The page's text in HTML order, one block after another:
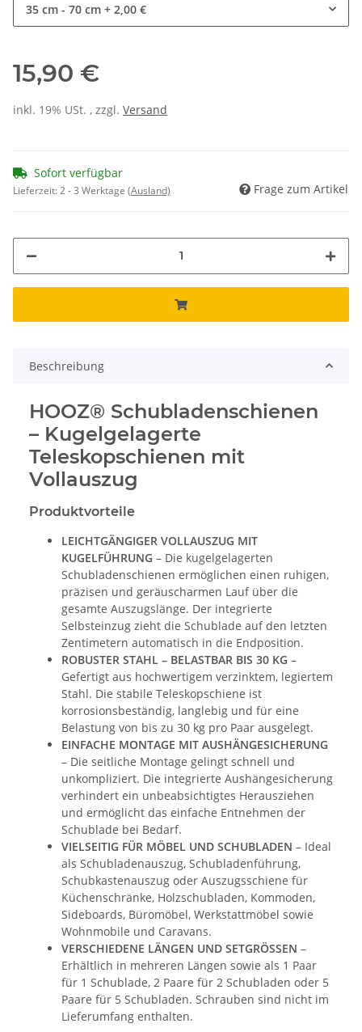
35 cm - 70 cm + 2,00 €
15,90 €
inkl. 19% USt. , zzgl. Versand
Sofort verfügbar
Lieferzeit:2 - 3 Werktage (Ausland) Frage zum Artikel
Beschreibung
HOOZ® Schubladenschienen
– Kugelgelagerte
Teleskopschienen mit
Vollauszug
Produktvorteile
LEICHTGÄNGIGER VOLLAUSZUG MIT
KUGELFÜHRUNG – Die kugelgelagerten
Schubladenschienen ermöglichen einen ruhigen,
präzisen und geräuscharmen Lauf über die
gesamte Auszugslänge. Der integrierte
Selbsteinzug zieht die Schublade auf den letzten
Zentimetern automatisch in die Endposition.
ROBUSTER STAHL – BELASTBAR BIS 30 KG –
Gefertigt aus hochwertigem verzinktem, legiertem
Stahl. Die stabile Teleskopschiene ist
korrosionsbeständig, langlebig und für eine
Belastung von bis zu 30 kg pro Paar ausgelegt.
EINFACHE MONTAGE MIT AUSHÄNGESICHERUNG
– Die seitliche Montage gelingt schnell und
unkompliziert. Die integrierte Aushängesicherung
verhindert ein unbeabsichtigtes Herausziehen
und ermöglicht das einfache Entnehmen der
Schublade bei Bedarf.
VIELSEITIG FÜR MÖBEL UND SCHUBLADEN – Ideal
als Schubladenauszug, Schubladenführung,
Schubkastenauszug oder Auszugsschiene für
Küchenschränke, Holzschubladen, Kommoden,
Sideboards, Büromöbel, Werkstattmöbel sowie
Wohnmobile und Caravans.
VERSCHIEDENE LÄNGEN UND SETGRÖSSEN –
Erhältlich in mehreren Längen sowie als 1 Paar
für 1 Schublade, 2 Paare für 2 Schubladen oder 5
Paare für 5 Schubladen. Schrauben sind nicht im
Lieferumfang enthalten.